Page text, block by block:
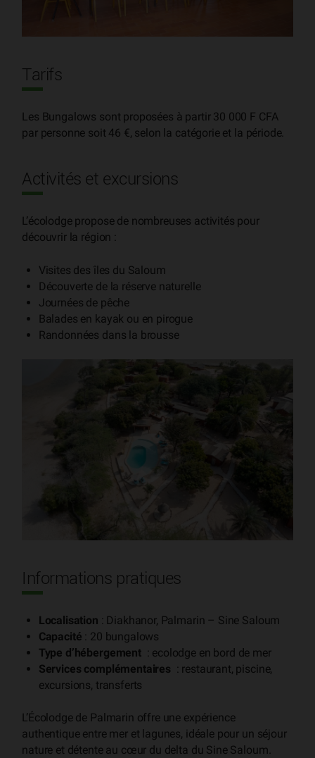
Tarifs
Les Bungalows sont proposées à partir 30 000 F CFA
par personne soit 46 €, selon la catégorie et la période.
Activités et excursions
L’écolodge propose de nombreuses activités pour
découvrir la région :
Visites des îles du Saloum
Découverte de la réserve naturelle
Journées de pêche
Balades en kayak ou en pirogue
Randonnées dans la brousse
Informations pratiques
Localisation : Diakhanor, Palmarin – Sine Saloum
Capacité : 20 bungalows
Type d’hébergement : ecolodge en bord de mer
Services complémentaires : restaurant, piscine,
excursions, transferts
L’Écolodge de Palmarin offre une expérience
authentique entre mer et lagunes, idéale pour un séjour
nature et détente au cœur du delta du Sine Saloum.